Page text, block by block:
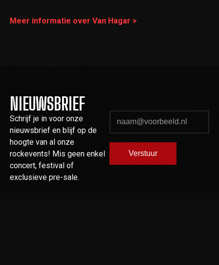
Meer informatie over Van Hagar >
NIEUWSBRIEF
Schrijf je in voor onze
nieuwsbrief en blijf op de
hoogte van al onze
rockevents! Mis geen enkel
concert, festival of
exclusieve pre-sale.